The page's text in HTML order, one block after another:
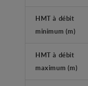
HMT à débit
minimum (m)
HMT à débit
maximum (m)